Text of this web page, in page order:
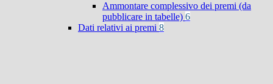
Ammontare complessivo dei premi (da
pubblicare in tabelle) 6
Dati relativi ai premi 8